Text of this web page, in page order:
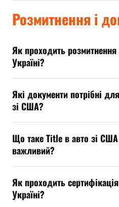
Розмитнення і
Як проходить
Україні?
Які документи потрібні
зі США?
Що таке Title в авто зі США
важливий?
Як проходить
Україні?